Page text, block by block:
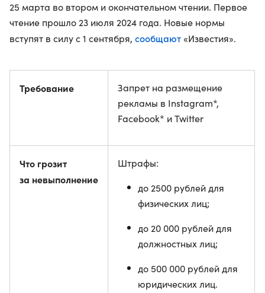
25 марта во втором и окончательном чтении. Первое
чтение прошло 23 июля 2024 года. Новые нормы
вступят в силу с 1 сентября, сообщают «Известия».
Требование
Запрет на размещение
рекламы в Instagram*,
Facebook* и Twitter
Что грозит
за невыполнение
Штрафы:
до 2500 рублей для
физических лиц;
до 20 000 рублей для
должностных лиц;
до 500 000 рублей для
юридических лиц.